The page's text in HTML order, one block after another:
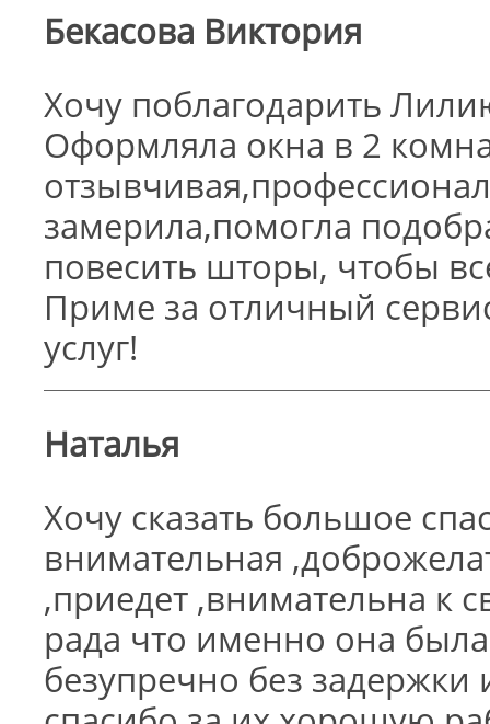
Бекасова Виктория
Хочу поблагодарить
Оформляла окна в 2
замерила,помогла
повесить шторы, чтобы
Приме за отличный
услуг!
Наталья
Хочу сказать большое
внимательная
,приедет ,внимательна к
рада что именно она
безупречно без